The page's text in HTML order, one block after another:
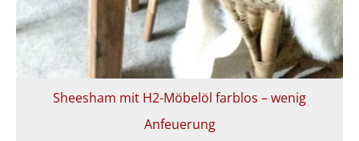
Sheesham mit H2-Möbelöl farblos – wenig
Anfeuerung